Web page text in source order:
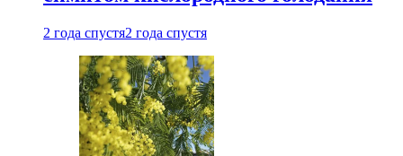
2 года спустя2 года спустя